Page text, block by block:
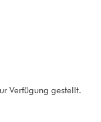
Verfügung gestellt.